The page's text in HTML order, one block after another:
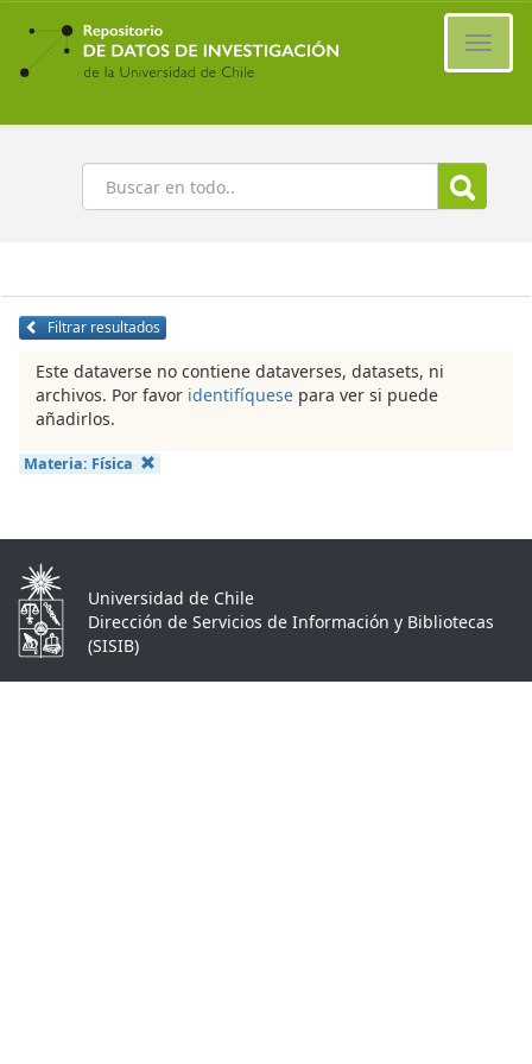
Ir
contenido
principal
Buscar
Filtrar resultados
Este dataverse no contiene dataverses, datasets, ni
archivos. Por favor identifíquese para ver si puede
añadirlos.
Materia: Física
Universidad de Chile
Dirección de Servicios de Información y Bibliotecas
(SISIB)